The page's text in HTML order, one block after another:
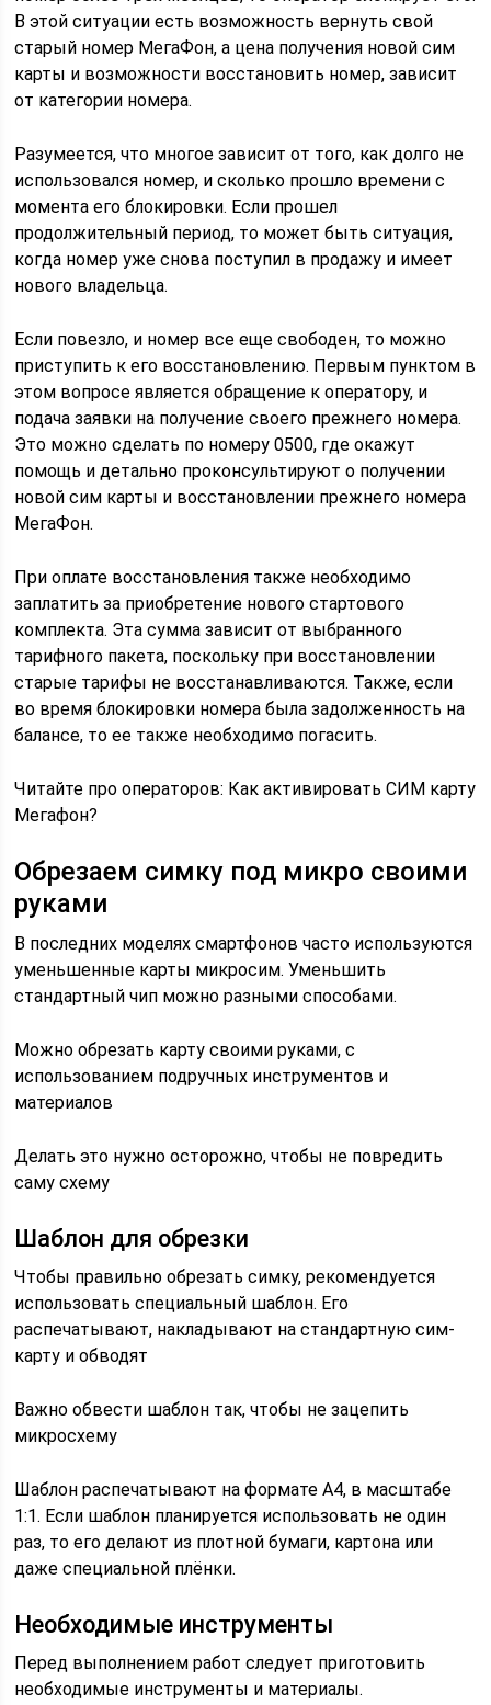
В этой ситуации есть возможность вернуть свой
старый номер МегаФон, а цена получения новой сим
карты и возможности восстановить номер, зависит
от категории номера.
Разумеется, что многое зависит от того, как долго не
использовался номер, и сколько прошло времени с
момента его блокировки. Если прошел
продолжительный период, то может быть ситуация,
когда номер уже снова поступил в продажу и имеет
нового владельца.
Если повезло, и номер все еще свободен, то можно
приступить к его восстановлению. Первым пунктом в
этом вопросе является обращение к оператору, и
подача заявки на получение своего прежнего номера.
Это можно сделать по номеру 0500, где окажут
помощь и детально проконсультируют о получении
новой сим карты и восстановлении прежнего номера
МегаФон.
При оплате восстановления также необходимо
заплатить за приобретение нового стартового
комплекта. Эта сумма зависит от выбранного
тарифного пакета, поскольку при восстановлении
старые тарифы не восстанавливаются. Также, если
во время блокировки номера была задолженность на
балансе, то ее также необходимо погасить.
Читайте про операторов: Как активировать СИМ карту
Мегафон?
Обрезаем симку под микро своими
руками
В последних моделях смартфонов часто используются
уменьшенные карты микросим. Уменьшить
стандартный чип можно разными способами.
Можно обрезать карту своими руками, с
использованием подручных инструментов и
материалов
Делать это нужно осторожно, чтобы не повредить
саму схему
Шаблон для обрезки
Чтобы правильно обрезать симку, рекомендуется
использовать специальный шаблон. Его
распечатывают, накладывают на стандартную сим-
карту и обводят
Важно обвести шаблон так, чтобы не зацепить
микросхему
Шаблон распечатывают на формате А4, в масштабе
1:1. Если шаблон планируется использовать не один
раз, то его делают из плотной бумаги, картона или
даже специальной плёнки.
Необходимые инструменты
Перед выполнением работ следует приготовить
необходимые инструменты и материалы.